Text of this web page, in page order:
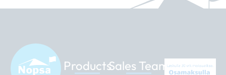
ProductsSales Team